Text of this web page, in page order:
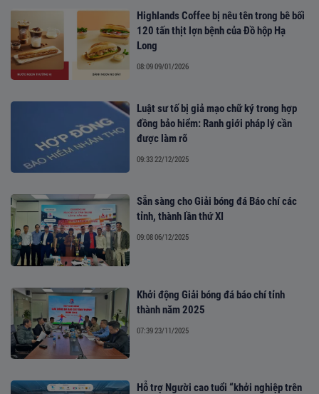
Highlands Coffee bị nêu tên trong bê bối
120 tấn thịt lợn bệnh của Đồ hộp Hạ
Long
08:09 09/01/2026
Luật sư tố bị giả mạo chữ ký trong hợp
đồng bảo hiểm: Ranh giới pháp lý cần
được làm rõ
09:33 22/12/2025
Sẵn sàng cho Giải bóng đá Báo chí các
tỉnh, thành lần thứ XI
09:08 06/12/2025
Khởi động Giải bóng đá báo chí tỉnh
thành năm 2025
07:39 23/11/2025
Hỗ trợ Người cao tuổi “khởi nghiệp trên